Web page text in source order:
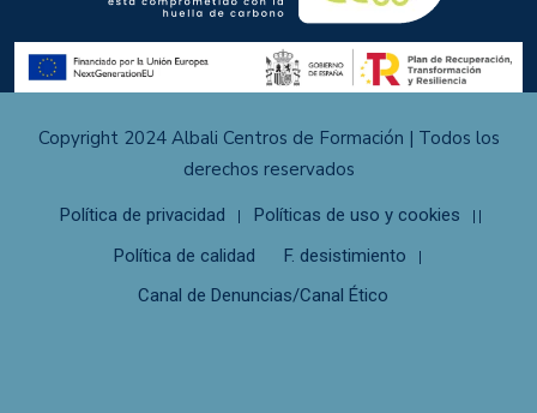
Copyright 2024 Albali Centros de Formación | Todos los
derechos reservados
Política de privacidad
Políticas de uso y cookies
Política de calidad
F. desistimiento
Canal de Denuncias/Canal Ético